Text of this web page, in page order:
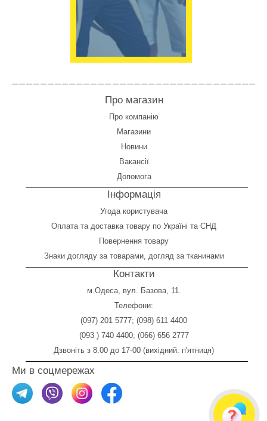
Про магазин
Про компанію
Магазини
Новини
Вакансії
Допомога
Інформація
Угода користувача
Оплататадоставка товару по Україні та СНД
Повернення товару
Знаки догляду за товарами, догляд за тканинами
Контакти
м.Одеса, вул. Базова, 11.
Телефони:
(097) 201 5777;(098) 611 4400
(093 ) 740 4400; (066) 656 2777
Дзвоніть з 8.00 до 17-00 (вихідний: п'ятниця)
Ми в соцмережах